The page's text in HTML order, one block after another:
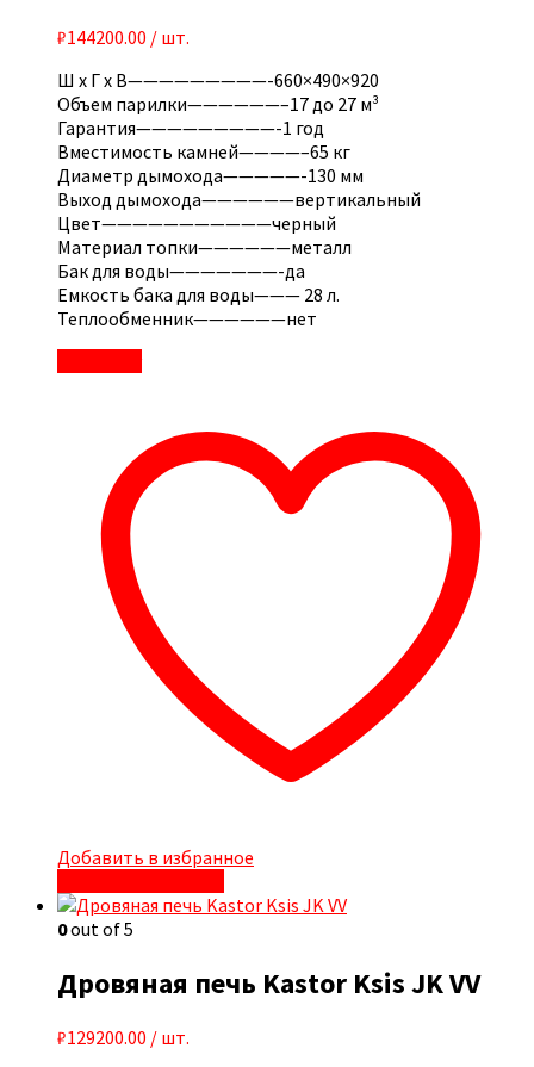
₽144200.00 / шт.
Ш x Г x В—————————-660×490×920
Объем парилки——————–17 до 27 м³
Гарантия—————————-1 год
Вместимость камней————–65 кг
Диаметр дымохода—————-130 мм
Выход дымохода——————вертикальный
Цвет———————————черный
Материал топки——————металл
Бак для воды———————-да
Емкость бака для воды——— 28 л.
Теплообменник——————нет
Добавить в избранное
0out of 5
Дровяная печь Kastor Ksis JK VV
₽129200.00 / шт.